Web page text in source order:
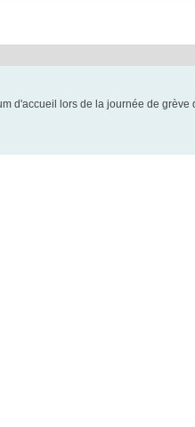
d'accueil lors de la journée de grève